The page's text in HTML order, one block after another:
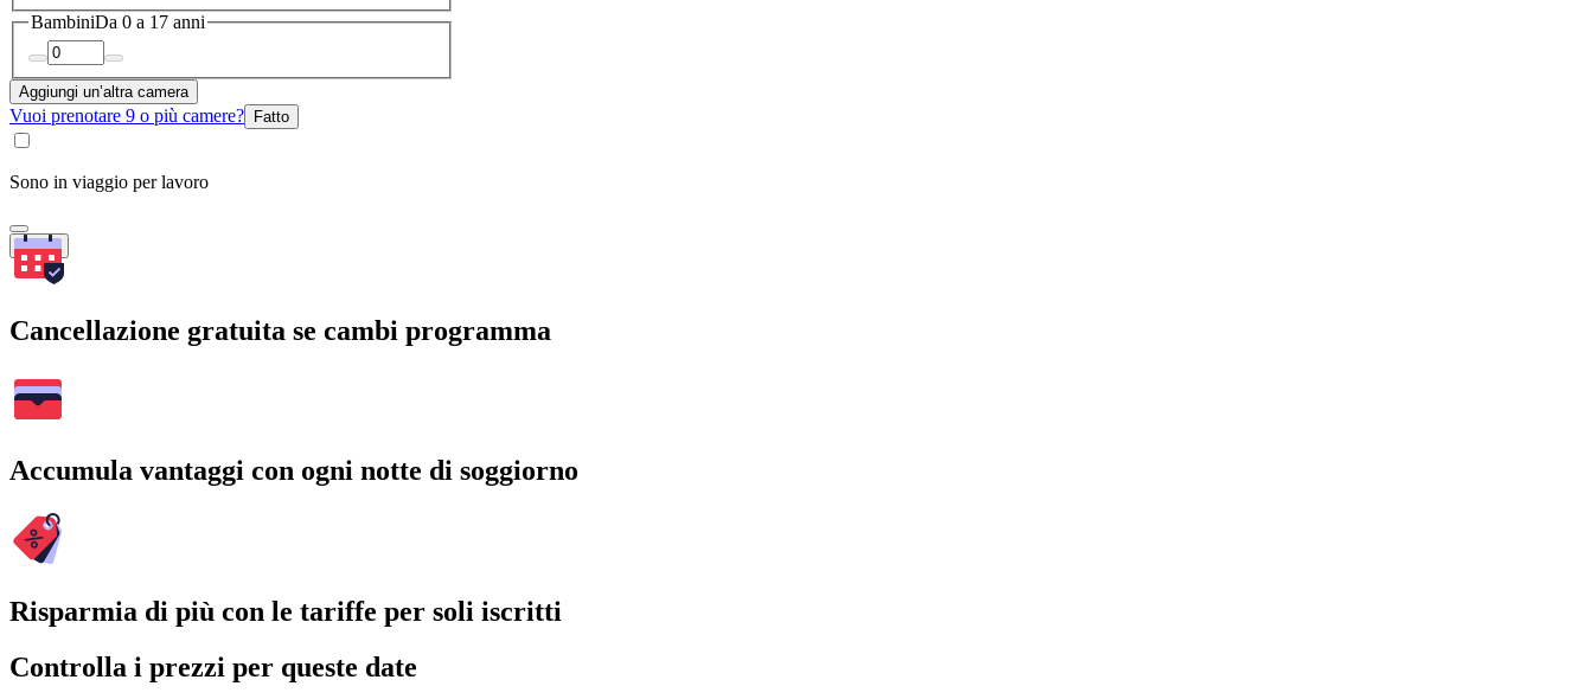
BambiniDa 0 a 17 anni
Aggiungi un’altra camera
Vuoi prenotare 9 o più camere? Fatto
Sono in viaggio per lavoro
Cerca
Cancellazione gratuita se cambi programma
Accumula vantaggi con ogni notte di soggiorno
Risparmia di più con le tariffe per soli iscritti
Controlla i prezzi per queste date